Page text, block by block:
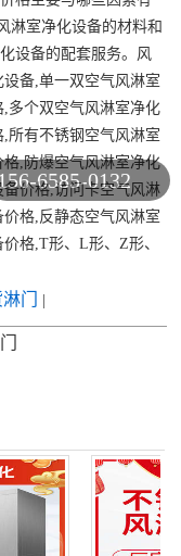
淋室净化设备的材料和
设备的配套服务。风
备,单一双空气风淋室
多个双空气风淋室净化
所有不锈钢空气风淋室
,防爆空气风淋室净化
价格,访问卡空气风淋
格,反静态空气风淋室
格,T形、L形、Z形、
门
6585-0132